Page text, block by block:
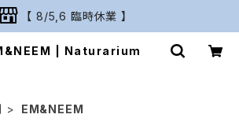
【 8/5,6 臨時休業 】
| Naturarium
EM&NEEM